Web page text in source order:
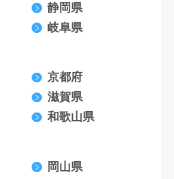
静岡県
岐阜県
京都府
滋賀県
和歌山県
岡山県